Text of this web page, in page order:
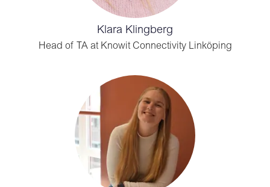
Klara Klingberg
Head of TA at Knowit Connectivity Linköping